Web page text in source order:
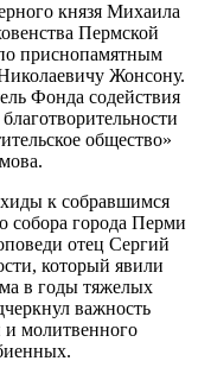
князя Михаила
Пермской
приснопамятным
Жонсону.
Фонда содействия
общество»
к собравшимся
собора города Перми
отец Сергий
который явили
в годы тяжелых
важность
и молитвенного